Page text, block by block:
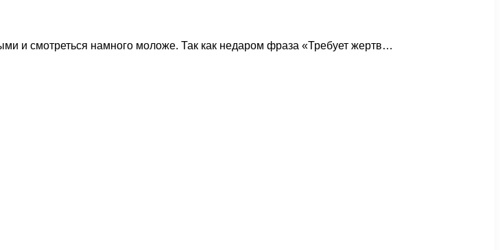
и смотреться намного моложе. Так как недаром фраза «Требует жертв…